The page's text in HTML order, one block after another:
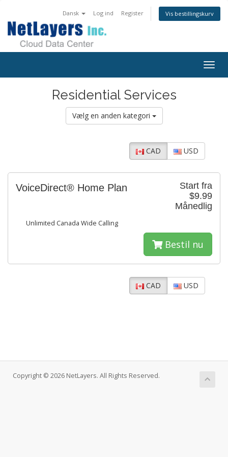
Dansk Log ind Register Vis bestillingskurv
Residential Services
Vælg en anden kategori
CAD USD
Start fra
$9.99
Månedlig
VoiceDirect® Home Plan
Unlimited Canada Wide Calling
Bestil nu
CAD USD
Copyright © 2026 NetLayers. All Rights Reserved.